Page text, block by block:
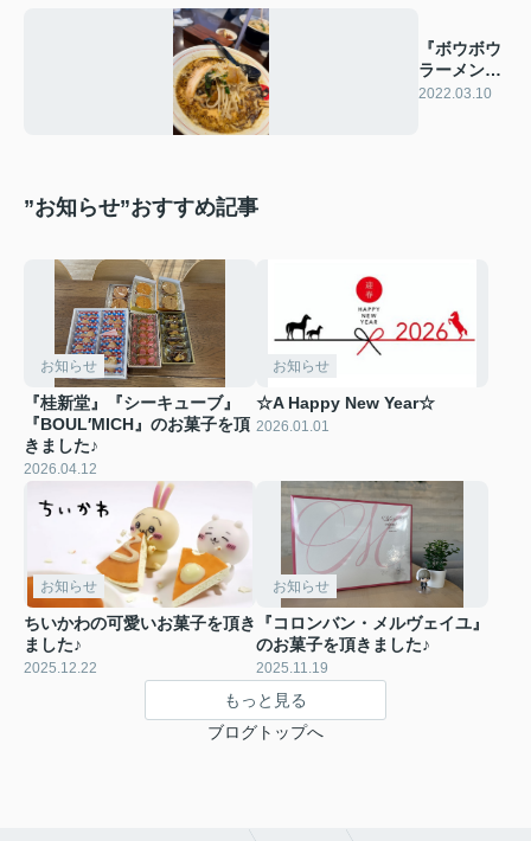
『ボウボウ
ラーメン』
～♪
2022.03.10
”お知らせ”おすすめ記事
お知らせ
『桂新堂』『シーキューブ』
『BOUL′MICH』のお菓子を頂
きました♪
2026.04.12
お知らせ
☆A Happy New Year☆
2026.01.01
お知らせ
ちいかわの可愛いお菓子を頂き
ました♪
2025.12.22
お知らせ
『コロンバン・メルヴェイユ』
のお菓子を頂きました♪
2025.11.19
もっと見る
ブログトップへ